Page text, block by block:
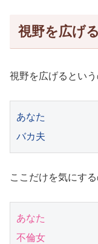
視野を広げ
視野を広げるとい
あなた
バカ夫
ここだけを気にす
あなた
不倫女